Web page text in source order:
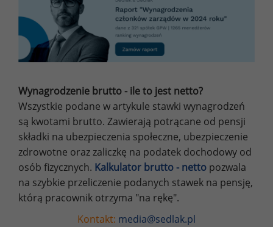
Wynagrodzenie brutto - ile to jest netto?
Wszystkie podane w artykule stawki wynagrodzeń
są kwotami brutto. Zawierają potrącane od pensji
składki na ubezpieczenia społeczne, ubezpieczenie
zdrowotne oraz zaliczkę na podatek dochodowy od
osób fizycznych. Kalkulator brutto - netto pozwala
na szybkie przeliczenie podanych stawek na pensję,
którą pracownik otrzyma "na rękę".
Kontakt: media@sedlak.pl